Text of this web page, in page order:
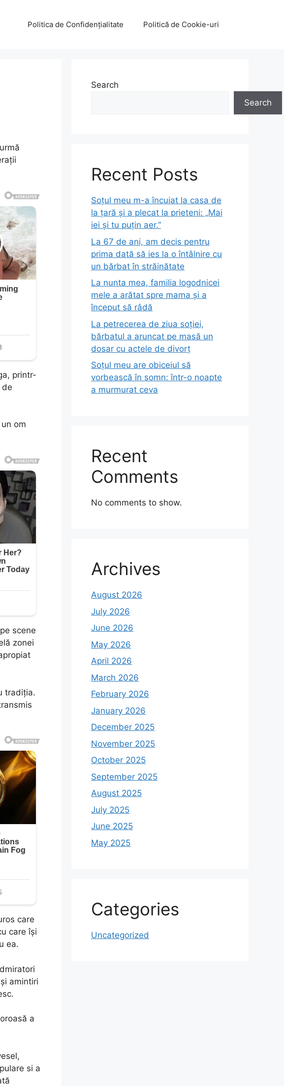
Politica de Confidențialitate Politică de Cookie-uri
printr-
de
om
scene
zonei
tradiția.
care
care își
ea.
amintiri
a
si a
Search
Search
Recent Posts
Soțul meu m-a încuiat la casa de
la țară și a plecat la prieteni: „Mai
iei și tu puțin aer.”
La 67 de ani, am decis pentru
prima dată să ies la o întâlnire cu
un bărbat în străinătate
La nunta mea, familia logodnicei
mele a arătat spre mama și a
început să râdă
La petrecerea de ziua soției,
bărbatul a aruncat pe masă un
dosar cu actele de divorț
Soțul meu are obiceiul să
vorbească în somn: într-o noapte
a murmurat ceva
Recent
Comments
No comments to show.
Archives
August 2026
July 2026
June 2026
May 2026
April 2026
March 2026
February 2026
January 2026
December 2025
November 2025
October 2025
September 2025
August 2025
July 2025
June 2025
May 2025
Categories
Uncategorized